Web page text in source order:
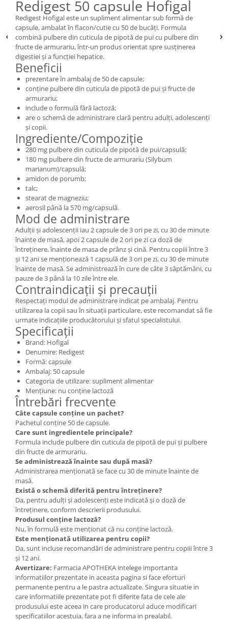
Redigest 50 capsule Hofigal
Redigest Hofigal este un supliment alimentar sub formă de
capsule, ambalat în flacon/cutie cu 50 de bucăți. Formula
combină pulbere din cuticula de pipotă de pui cu pulbere din
fructe de armurariu, într-un produs orientat spre susținerea
digestiei și a funcției hepatice.
Beneficii
prezentare în ambalaj de 50 de capsule;
conține pulbere din cuticula de pipotă de pui și fructe de
armurariu;
include o formulă fără lactoză;
are o schemă de administrare clară pentru adulți, adolescenți
și copii.
Ingrediente/Compoziție
280 mg pulbere din cuticula de pipotă de pui/capsulă;
180 mg pulbere din fructe de armurariu (Silybum
marianum)/capsulă;
amidon de porumb;
talc;
stearat de magneziu;
aerosil până la 570 mg/capsulă.
Mod de administrare
Adulții și adolescenții iau 2 capsule de 3 ori pe zi, cu 30 de minute
înainte de masă, apoi 2 capsule de 2 ori pe zi ca doză de
întreținere, înainte de masa de prânz și cină. Pentru copiii între 3
și 12 ani se menționează 1 capsulă de 3 ori pe zi, cu 30 de minute
înainte de masă. Se administrează în cure de câte 3 săptămâni, cu
pauze de 3 până la 10 zile între ele.
Contraindicații și precauții
Respectați modul de administrare indicat pe ambalaj. Pentru
utilizarea la copii sau în situații particulare, este recomandat să fie
urmate indicațiile producătorului și sfatul specialistului.
Specificații
Brand: Hofigal
Denumire: Redigest
Formă: capsule
Ambalaj: 50 capsule
Categoria de utilizare: supliment alimentar
Mențiune: nu conține lactoză
Întrebări frecvente
Câte capsule conține un pachet?
Pachetul conține 50 de capsule.
Care sunt ingredientele principale?
Formula include pulbere din cuticula de pipotă de pui și pulbere
din fructe de armurariu.
Se administrează înainte sau după masă?
Administrarea menționată se face cu 30 de minute înainte de
masă.
Există o schemă diferită pentru întreținere?
Da, pentru adulți și adolescenți este indicată și o doză de
întreținere, conform descrierii produsului.
Produsul conține lactoză?
Nu, în formulă este menționat că nu conține lactoză.
Este menționată utilizarea pentru copii?
Da, sunt incluse recomandări de administrare pentru copiii între 3
și 12 ani.
Avertizare: Farmacia APOTHEKA intelege importanta
informatiilor prezentate in aceasta pagina si face eforturi
permanente pentru a le pastra actualizate. Singura situatie in
care informatiile prezentate pot fi diferite fata de cele ale
produsului este aceea in care producatorul aduce modificari
specificatiilor acestuia, fara a ne informa in prealabil.